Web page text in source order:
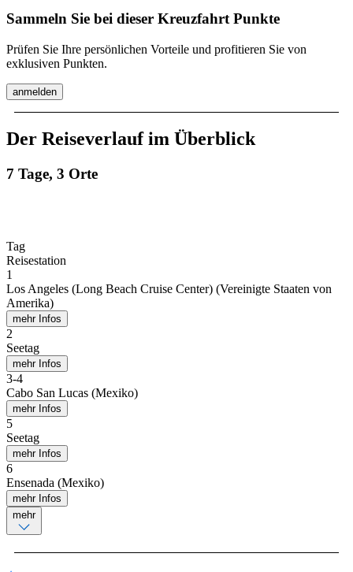
Sammeln Sie bei dieser Kreuzfahrt Punkte
Prüfen Sie Ihre persönlichen Vorteile und profitieren Sie von
exklusiven Punkten.
anmelden
Der Reiseverlauf im Überblick
7 Tage, 3 Orte
Tag
Reisestation
1
Los Angeles (Long Beach Cruise Center) (Vereinigte Staaten von
Amerika)
mehr Infos
2
Seetag
mehr Infos
3-4
Cabo San Lucas (Mexiko)
mehr Infos
5
Seetag
mehr Infos
6
Ensenada (Mexiko)
mehr Infos
mehr